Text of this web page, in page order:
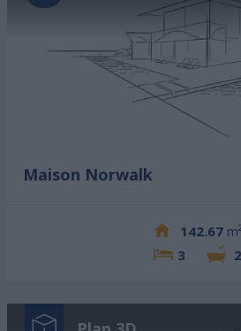
Maison Norwalk
142.67 m²
3
2